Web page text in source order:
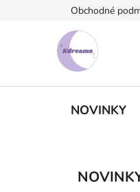
Obchodné
NOVINKY
Preskočiť
kategórie